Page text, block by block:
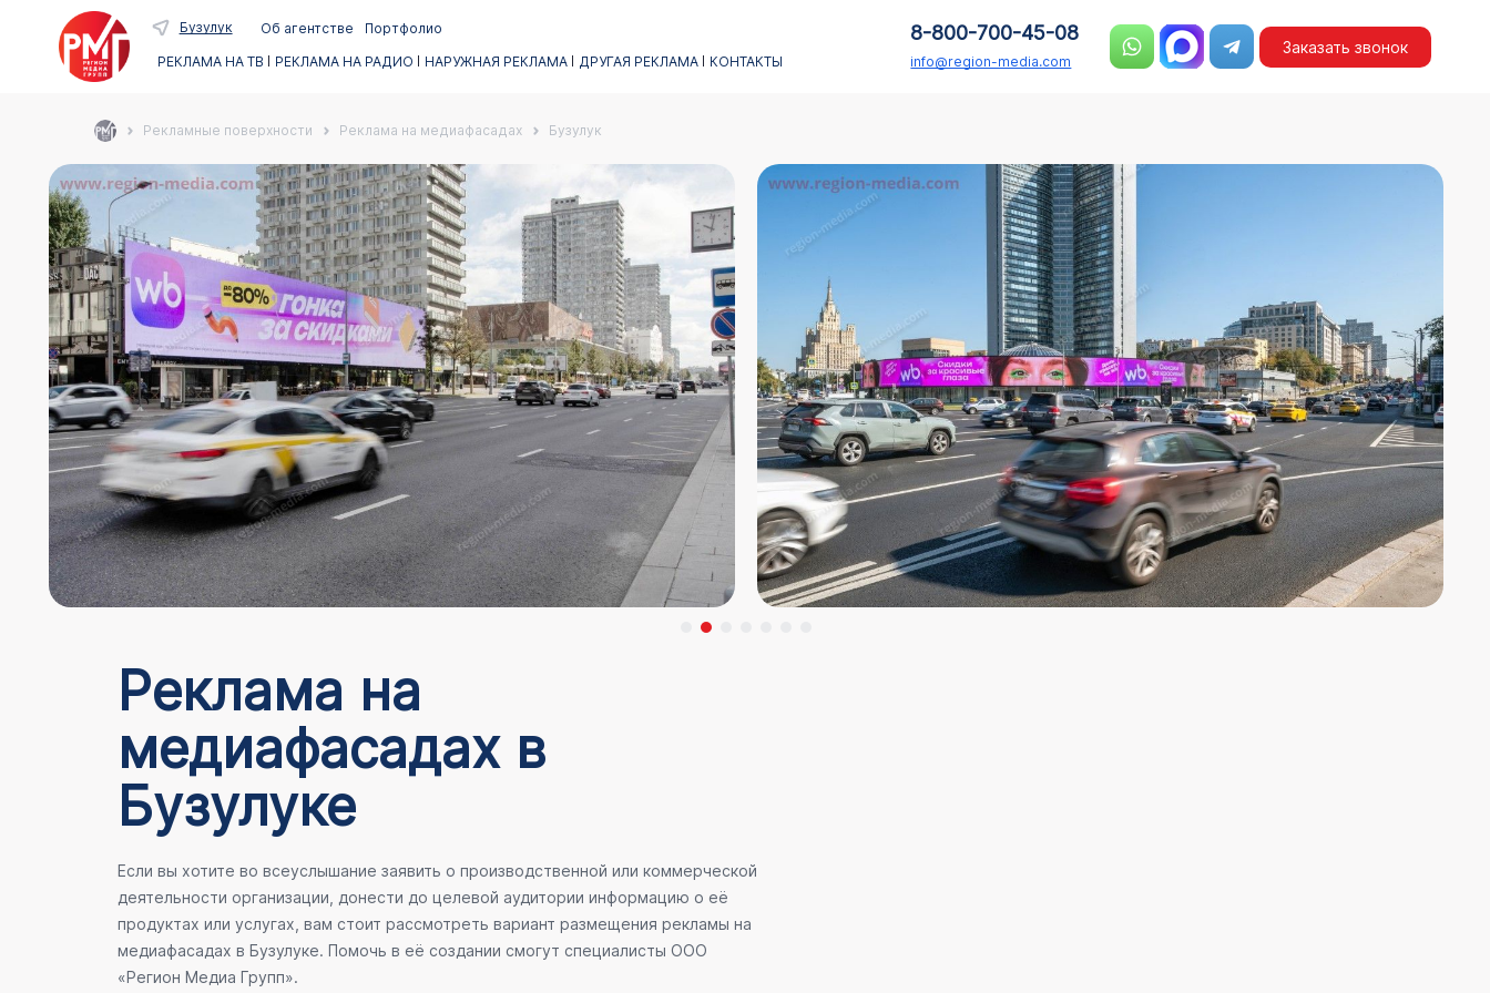
Бузулук Об агентстве
Портфолио
РЕКЛАМА НА ТВ
РЕКЛАМА НА РАДИО НАРУЖНАЯ РЕКЛАМА ДРУГАЯ РЕКЛАМА КОНТАКТЫ
8-800-700-45-08
info@region-media.com
Заказать звонок
Рекламные поверхности Реклама на медиафасадах Бузулук
Реклама на
медиафасадах в
Бузулуке
Если вы хотите во всеуслышание заявить о производственной или коммерческой
деятельности организации, донести до целевой аудитории информацию о её
продуктах или услугах, вам стоит рассмотреть вариант размещения рекламы на
медиафасадах в Бузулуке. Помочь в её создании смогут специалисты ООО
«Регион Медиа Групп».